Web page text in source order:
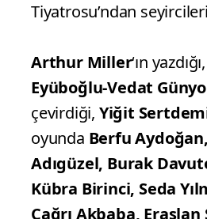
Tiyatrosu’ndan
Arthur Miller‘ın yazdığı,
Eyüboğlu-Vedat
çevirdiği, Yiğit
oyunda Berfu
Adıgüzel, Burak
Kübra Birinci, Seda
Çağrı Akbaba,